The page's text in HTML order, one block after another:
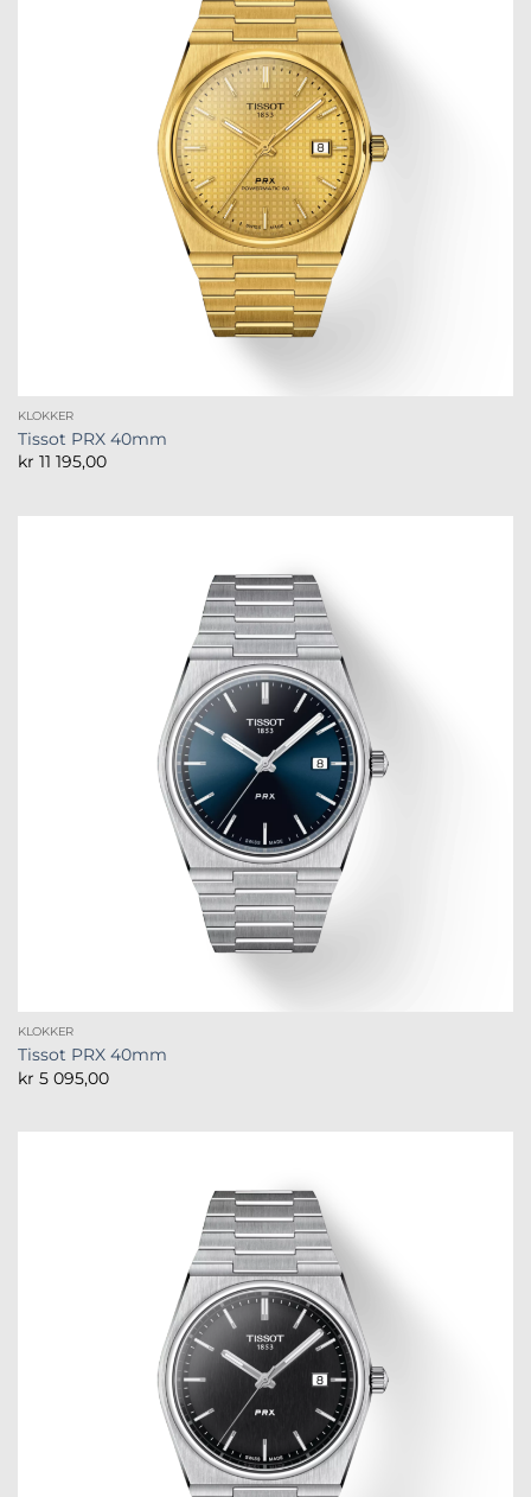
KLOKKER
Tissot PRX 40mm
kr 11 195,00
KLOKKER
Tissot PRX 40mm
kr 5 095,00